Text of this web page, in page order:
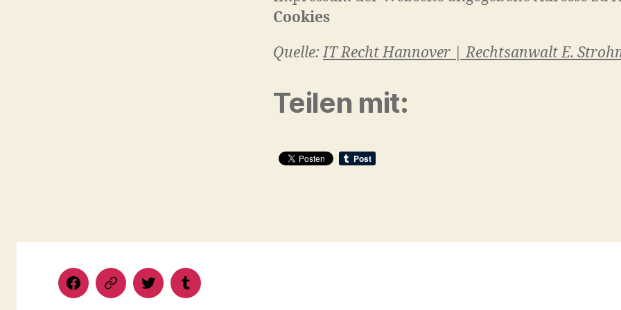
Cookies
Quelle:IT Recht Hannover | Rechtsanwalt E.
Teilen mit:
FacebookGoogle+TwitterTumblr